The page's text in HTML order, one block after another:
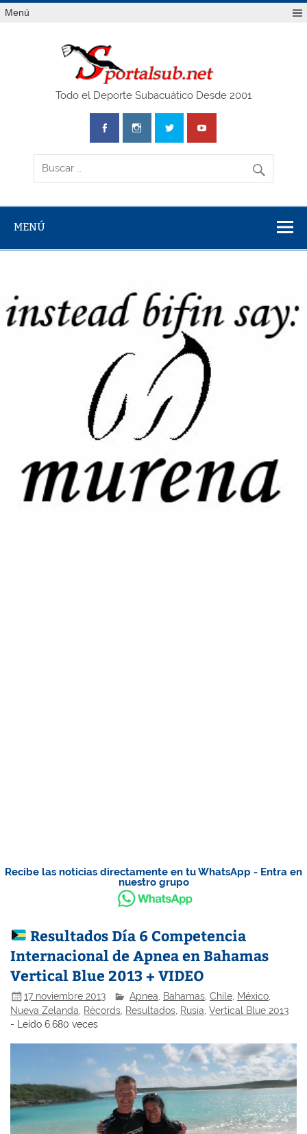
Saltar
alMenú
Todo el Deporte Subacuático Desde 2001
MENÚ
Recibe las noticias directamente en tu WhatsApp - Entra en
nuestro grupo
Resultados Día 6 Competencia
Internacional de Apnea en Bahamas
Vertical Blue 2013 + VIDEO
17 noviembre 2013 Apnea Bahamas ,Chile México
Nueva Zelanda, Récords, Resultados, Rusia,Vertical Blue 2013
- Leído 6.680 veces